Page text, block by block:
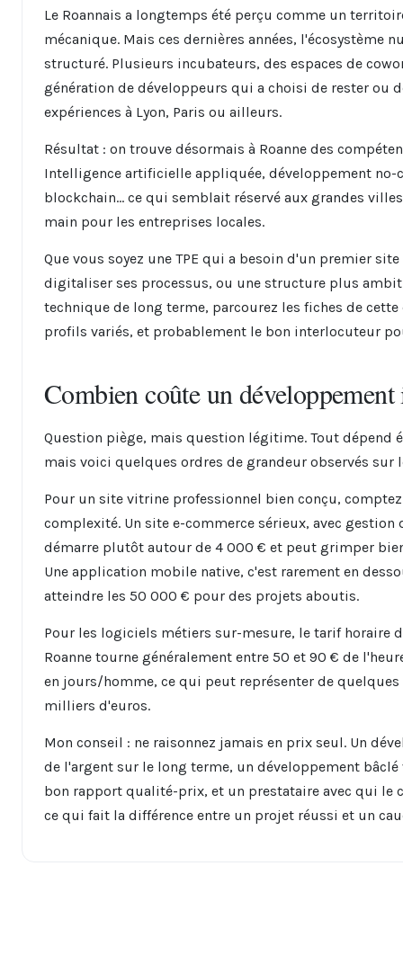
Le Roannais a longtemps été perçu comme un
mécanique. Mais ces dernières années, l'écosystème
structuré. Plusieurs incubateurs, des espaces de
génération de développeurs qui a choisi de rester ou
expériences à Lyon, Paris ou ailleurs.
Résultat : on trouve désormais à Roanne des
Intelligence artificielle appliquée, développement no-
blockchain… ce qui semblait réservé aux grandes
main pour les entreprises locales.
Que vous soyez une TPE qui a besoin d'un premier
digitaliser ses processus, ou une structure plus
technique de long terme, parcourez les fiches de cette
profils variés, et probablement le bon interlocuteur
Combien coûte un
Question piège, mais question légitime. Tout dépend
mais voici quelques ordres de grandeur observés sur
Pour un site vitrine professionnel bien conçu,
complexité. Un site e-commerce sérieux, avec
démarre plutôt autour de 4 000 € et peut grimper
Une application mobile native, c'est rarement en
atteindre les 50 000 € pour des projets aboutis.
Pour les logiciels métiers sur-mesure, le tarif horaire
Roanne tourne généralement entre 50 et 90 € de
en jours/homme, ce qui peut représenter de
milliers d'euros.
Mon conseil : ne raisonnez jamais en prix seul. Un
de l'argent sur le long terme, un développement
bon rapport qualité-prix, et un prestataire avec qui le
ce qui fait la différence entre un projet réussi et un